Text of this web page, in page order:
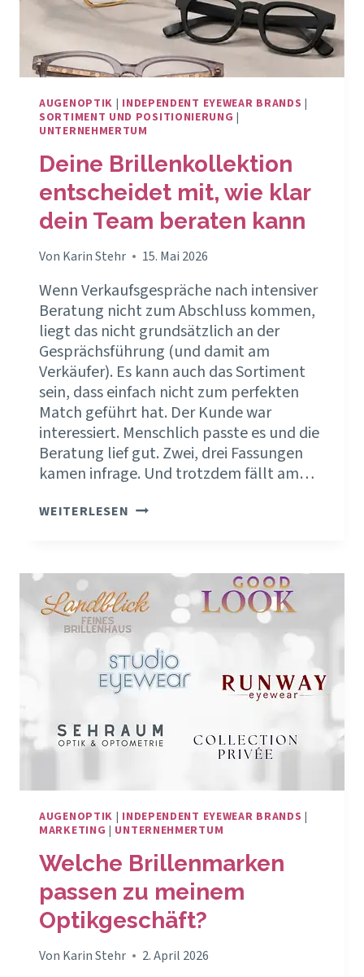
AUGENOPTIK | INDEPENDENT EYEWEAR BRANDS |
SORTIMENT UND POSITIONIERUNG |
UNTERNEHMERTUM
Deine Brillenkollektion
entscheidet mit, wie klar
dein Team beraten kann
Von Karin Stehr 15. Mai 2026
Wenn Verkaufsgespräche nach intensiver
Beratung nicht zum Abschluss kommen,
liegt das nicht grundsätzlich an der
Gesprächsführung (und damit am
Verkäufer). Es kann auch das Sortiment
sein, dass einfach nicht zum perfekten
Match geführt hat. Der Kunde war
interessiert. Menschlich passte es und die
Beratung lief gut. Zwei, drei Fassungen
kamen infrage. Und trotzdem fällt am…
WEITERLESEN DEINE
WIE
KLAR
DEIN
TEAM
BERATEN
KANN
AUGENOPTIK | INDEPENDENT EYEWEAR BRANDS |
MARKETING | UNTERNEHMERTUM
Welche Brillenmarken
passen zu meinem
Optikgeschäft?
Von Karin Stehr 2. April 2026